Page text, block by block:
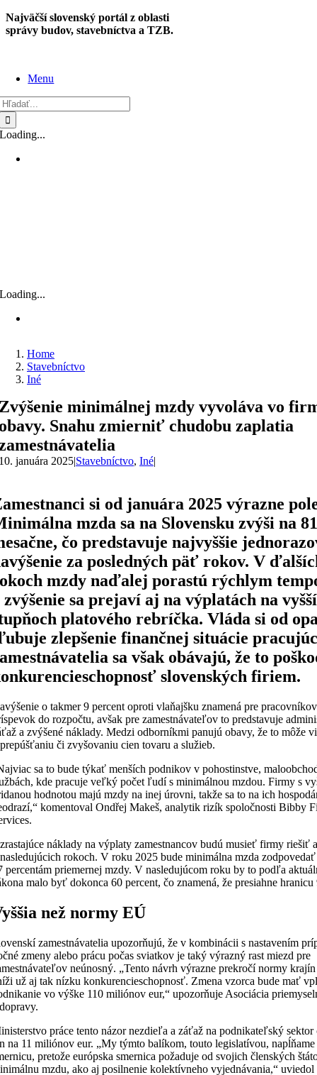
Skip
to
Najväčší slovenský portál z oblasti
správy budov, stavebníctva a TZB.
Menu
Loading...
Loading...
Home
Stavebníctvo
Iné
minimálnej mzdy vyvoláva vo
Snahu zmierniť chudobu zaplatia
januára 2025|Stavebníctvo, Iné|
si od januára 2025 výrazne
mzda sa na Slovensku zvýši na
čo predstavuje najvyššie
za posledných päť rokov. V
mzdy naďalej porastú rýchlym
zvýšenie sa prejaví aj na výplatách na
platového rebríčka. Vláda si od
zlepšenie finančnej situácie
sa však obávajú, že to
slovenských firiem.
o takmer 9 percent oproti vlaňajšku znamená pre
do rozpočtu, avšak pre zamestnávateľov to predstavuje
a zvýšené náklady. Medzi odborníkmi panujú obavy, že to môže
či zvyšovaniu cien tovaru a služieb.
sa to bude týkať menších podnikov v pohostinstve,
kde pracuje veľký počet ľudí s minimálnou mzdou. Firmy s
hodnotou majú mzdy na inej úrovni, takže sa to na ich
komentoval Ondřej Makeš, analytik rizík spoločnosti Bibby
náklady na výplaty zamestnancov budú musieť firmy riešiť
rokoch. V roku 2025 bude minimálna mzda zodpovedať
percentám priemernej mzdy. V nasledujúcom roku by to podľa
malo byť dokonca 60 percent, čo znamená, že presiahne hranicu
než normy EÚ
zamestnávatelia upozorňujú, že v kombinácii s nastavením
zmeny alebo prácu počas sviatkov je taký výrazný rast miezd pre
neúnosný. „Tento návrh výrazne prekročí normy
už aj tak nízku konkurencieschopnosť. Zmena vzorca bude mať
vo výške 110 miliónov eur,“ upozorňuje Asociácia
práce tento názor nezdieľa a záťaž na podnikateľský sektor
na 11 miliónov eur. „My týmto balíkom, touto legislatívou, napĺňame
pretože európska smernica požaduje od svojich členských
mzdu, ako aj posilnenie kolektívneho vyjednávania,“